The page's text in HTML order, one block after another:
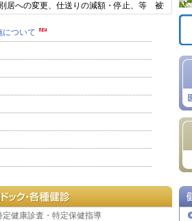
への変更、仕送りの減額・停止、等 被扶養者
について
定健康診査 ・特定保健指導